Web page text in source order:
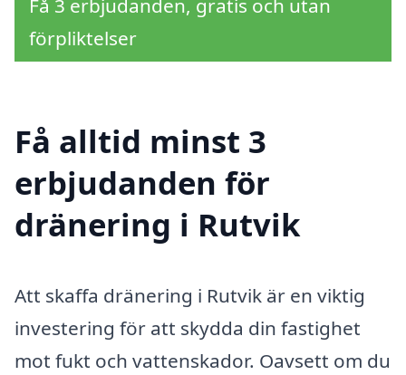
Få 3 erbjudanden, gratis och utan
förpliktelser
Få alltid minst 3
erbjudanden för
dränering i Rutvik
Att skaffa dränering i Rutvik är en viktig
investering för att skydda din fastighet
mot fukt och vattenskador. Oavsett om du